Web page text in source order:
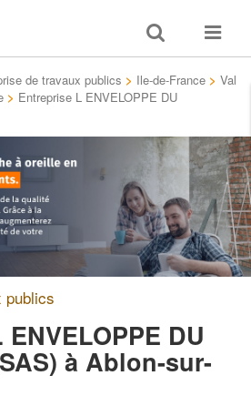
Toggle
search
Toggle
de travaux publics > Ile-de-France > Val
> Entreprise L ENVELOPPE DU
publics
DU
à Ablon-sur-